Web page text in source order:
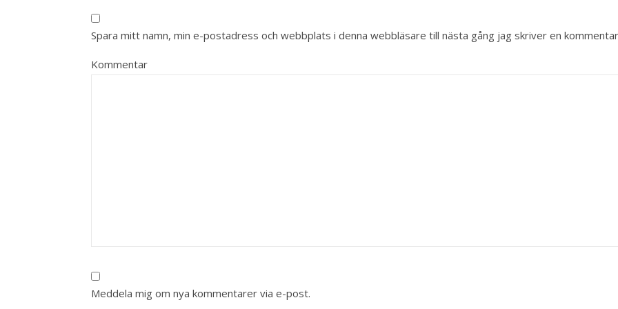
Spara mitt namn, min e-postadress och webbplats i denna webbläsare till nästa gång jag skriver en
Kommentar
Meddela mig om nya kommentarer via e-post.